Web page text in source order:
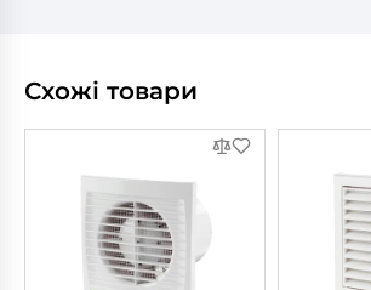
Схожі товари